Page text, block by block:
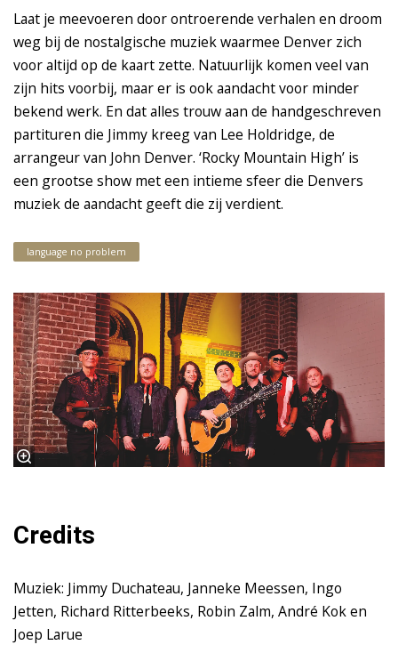
Laat je meevoeren door ontroerende verhalen en droom
weg bij de nostalgische muziek waarmee Denver zich
voor altijd op de kaart zette. Natuurlijk komen veel van
zijn hits voorbij, maar er is ook aandacht voor minder
bekend werk. En dat alles trouw aan de handgeschreven
partituren die Jimmy kreeg van Lee Holdridge, de
arrangeur van John Denver. ‘Rocky Mountain High’ is
een grootse show met een intieme sfeer die Denvers
muziek de aandacht geeft die zij verdient.
language no problem
Credits
Muziek: Jimmy Duchateau, Janneke Meessen, Ingo
Jetten, Richard Ritterbeeks, Robin Zalm, André Kok en
Joep Larue